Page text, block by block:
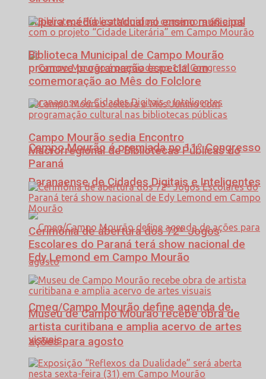
supera média estadual no ensino municipal
Campo Mourão é premiada no 11º Congresso
Paranaense de Cidades Digitais e Inteligentes
Cmeg/Campo Mourão define agenda de
ações para agosto
Biblioteca Municipal de Campo Mourão
promove programação especial em
comemoração ao Mês do Folclore
Campo Mourão sedia Encontro
Macrorregional de Bibliotecas Públicas do
Paraná
Cerimônia de abertura dos 72º Jogos
Escolares do Paraná terá show nacional de
Edy Lemond em Campo Mourão
Museu de Campo Mourão recebe obra de
artista curitibana e amplia acervo de artes
visuais